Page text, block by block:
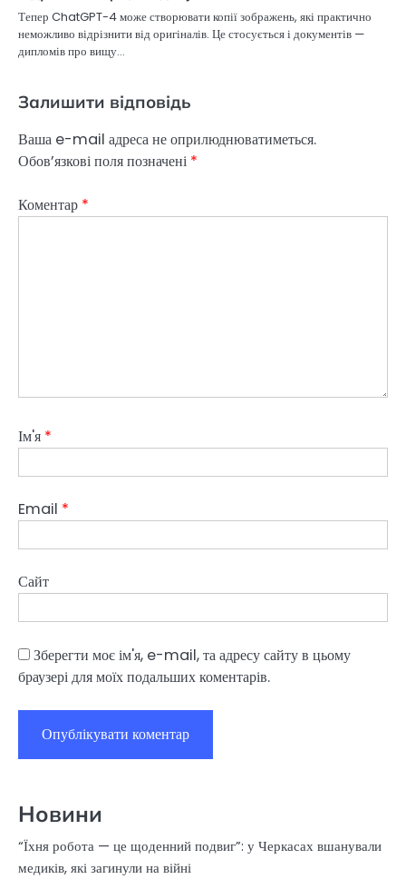
Тепер ChatGPT-4 може створювати копії зображень, які практично
неможливо відрізнити від оригіналів. Це стосується і документів —
дипломів про вищу…
Залишити відповідь
Ваша e-mail адреса не оприлюднюватиметься.
Обов’язкові поля позначені *
Коментар *
Ім'я *
Email *
Сайт
Зберегти моє ім'я, e-mail, та адресу сайту в цьому
браузері для моїх подальших коментарів.
Новини
“Їхня робота — це щоденний подвиг”: у Черкасах вшанували
медиків, які загинули на війні